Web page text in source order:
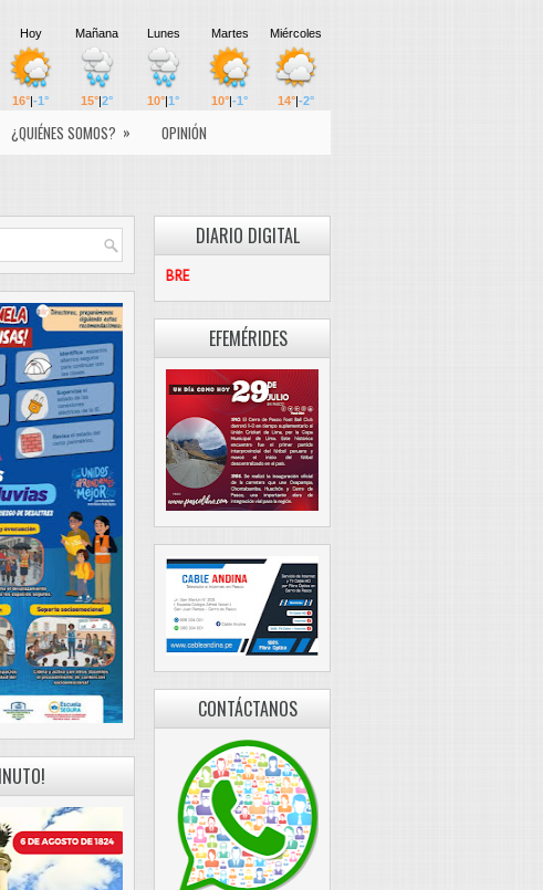
¿QUIÉNES SOMOS? »
OPINIÓN
DIARIO DIGITAL
EFEMÉRIDES
CONTÁCTANOS